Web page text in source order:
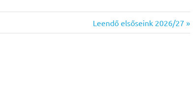
Next
Post:
Leendő elsőseink 2026/27